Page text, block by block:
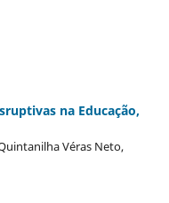
na Educação,
Véras Neto,